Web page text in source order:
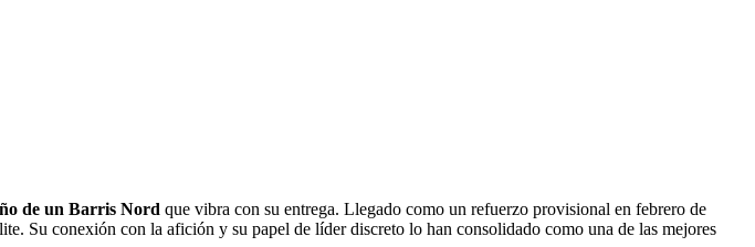
de un Barris Nord que vibra con su entrega. Llegado como un refuerzo provisional en febrero de
Su conexión con la afición y su papel de líder discreto lo han consolidado como una de las mejores